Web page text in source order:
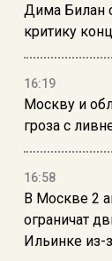
Дима Билан
критику
16:19
Москву и
гроза с
16:58
В Москве 2
ограничат
Ильинке из-